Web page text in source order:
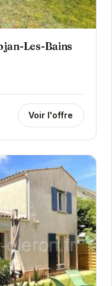
Les-Bains
Voir l'offre